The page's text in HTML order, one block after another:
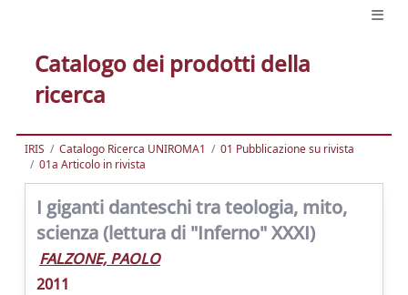
Catalogo dei prodotti della
ricerca
IRIS Catalogo Ricerca UNIROMA1
01 Pubblicazione su rivista
01a Articolo in rivista
I giganti danteschi tra teologia, mito,
scienza (lettura di "Inferno" XXXI)
FALZONE, PAOLO
2011